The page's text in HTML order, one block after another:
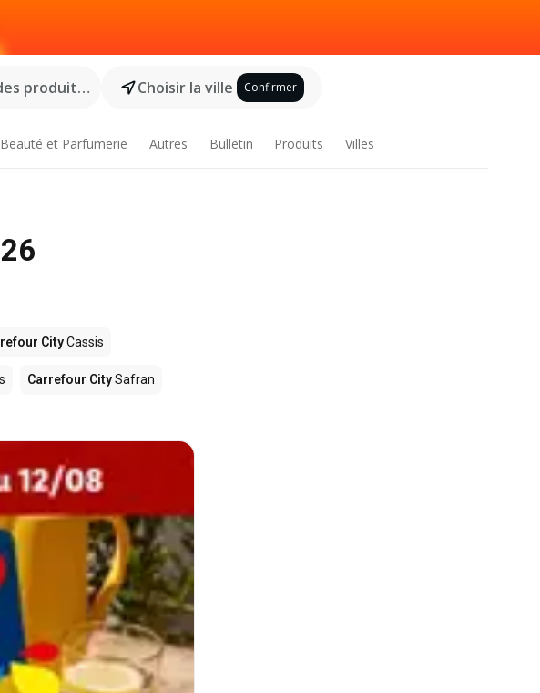
produits...
Choisir la ville Confirmer
Beauté et Parfumerie Autres Bulletin Produits Villes
CityCassis
Carrefour CitySafran